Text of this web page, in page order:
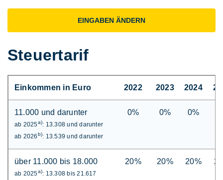
EINGABEN ÄNDERN
Steuertarif
Einkommen in Euro 2022 2023 2024
11.000 und darunter
ab 2025a): 13.308 und darunter
ab 2026b): 13.539 und darunter
0% 0% 0%
über 11.000 bis 18.000
ab 2025a): 13.308 bis 21.617
20% 20% 20%